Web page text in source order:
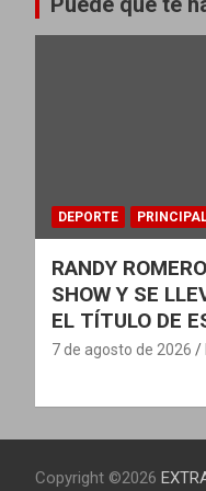
DEPORTE
RANDY
SHOW Y SE
EL TÍTULO DE
7 de agosto de 2026
Copyright ©2026